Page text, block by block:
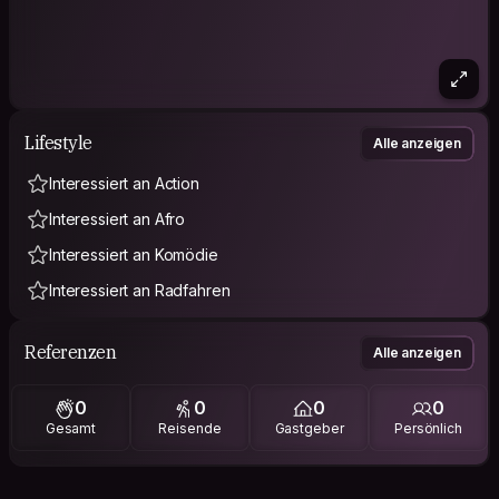
Lifestyle Alle anzeigen
Interessiert an Action
Interessiert an Afro
Interessiert an Komödie
Interessiert an Radfahren
Referenzen Alle anzeigen
0
Gesamt
0
Reisende
0
Gastgeber
0
Persönlich